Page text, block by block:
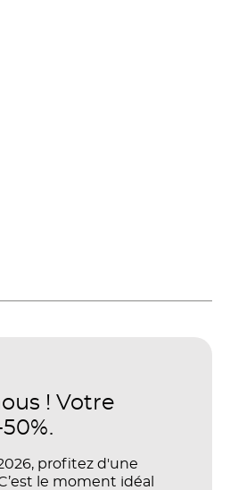
! Votre
profitez d'une
le moment idéal